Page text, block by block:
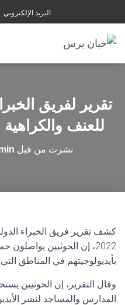
البريد الإلكتروني
تقرير لفريق
للعنف
نشرت من قبل
2022، إن الحوثيين
بأيديولوجيتهم في المناطق
وقال التقرير، إن الحوثيين
المدارس والمساجد لنشر